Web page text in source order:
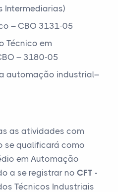
Intermediarias)
– CBO 3131-05
Técnico em
– 3180-05
automação industrial–
as atividades com
se qualificará como
em Automação
a se registrar no CFT -
Técnicos Industriais